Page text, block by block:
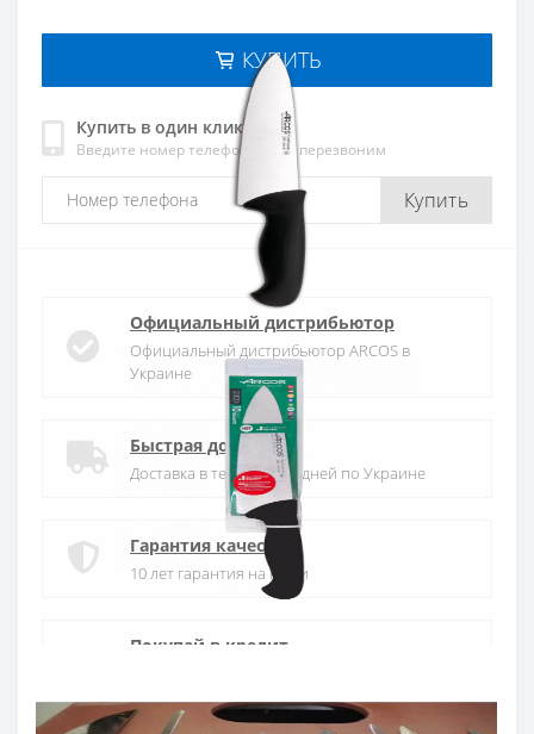
КУПИТЬ
Купить в один клик
Введите номер телефона и мы перезвоним
Купить
Официальный дистрибьютор
Официальный дистрибьютор ARCOS в
Украине
Быстрая доставка
Доставка в течении 1-3 дней по Украине
Гарантия качества
10 лет гарантия на ножи
Покупай в кредит